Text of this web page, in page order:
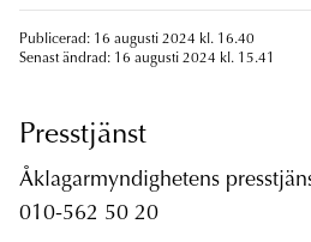
Publicerad: 16 augusti 2024 kl. 16.40
Senast ändrad: 16 augusti 2024 kl. 15.41
Presstjänst
Åklagarmyndighetens
010-562 50 20